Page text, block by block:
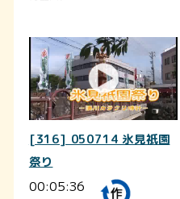
[316] 050714 氷見祇園
祭り
00:05:36